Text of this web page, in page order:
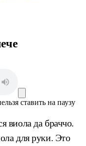
ставить на паузу
виола да браччо.
для руки. Это